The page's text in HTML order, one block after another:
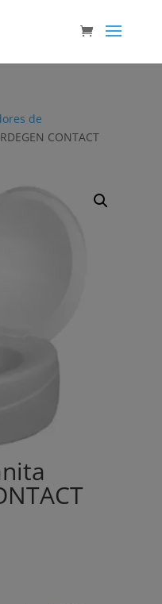
de
CONTACT